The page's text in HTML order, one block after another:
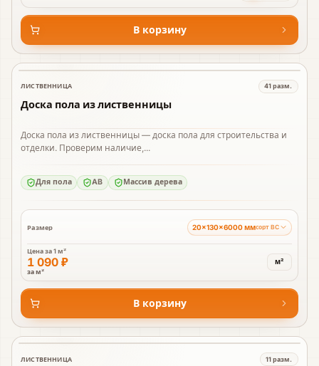
В корзину
В наличии
ЛИСТВЕННИЦА 41разм.
Доска пола из лиственницы
Доска пола из лиственницы — доска пола для строительства и
отделки. Проверим наличие,...
Для пола AB Массив дерева
Размер 20×130×6000 ммсорт BC
Цена за1 м²
1 090 ₽
за м²
м²
В корзину
В наличии
ЛИСТВЕННИЦА 11разм.